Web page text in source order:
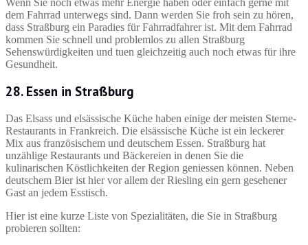
dem Fahrrad unterwegs sind. Dann werden Sie froh sein zu hören,
dass Straßburg ein Paradies für Fahrradfahrer ist. Mit dem Fahrrad
kommen Sie schnell und problemlos zu allen Straßburg
Sehenswürdigkeiten und tuen gleichzeitig auch noch etwas für ihre
Gesundheit.
28. Essen in Straßburg
Das Elsass und elsässische Küche haben einige der meisten Sterne-
Restaurants in Frankreich. Die elsässische Küche ist ein leckerer
Mix aus französischem und deutschem Essen. Straßburg hat
unzählige Restaurants und Bäckereien in denen Sie die
kulinarischen Köstlichkeiten der Region geniessen können. Neben
deutschem Bier ist hier vor allem der Riesling ein gern gesehener
Gast an jedem Esstisch.
Hier ist eine kurze Liste von Spezialitäten, die Sie in Straßburg
probieren sollten: